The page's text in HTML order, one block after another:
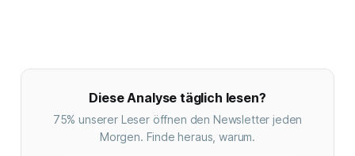
Diese Analyse täglich lesen?
75% unserer Leser öffnen den Newsletter jeden
Morgen. Finde heraus, warum.